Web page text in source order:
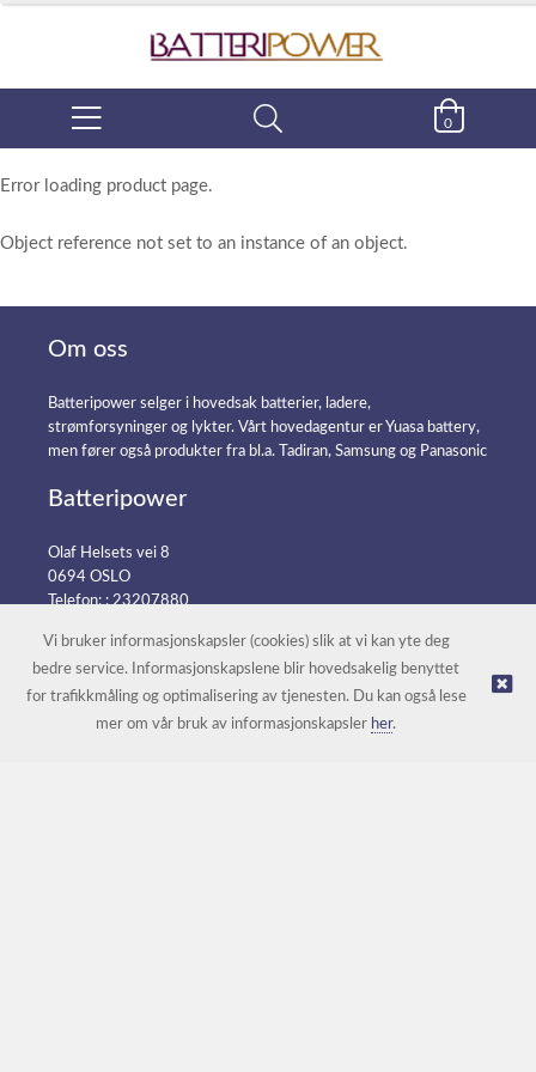
0
Error loading product page.
Object reference not set to an instance of an object.
Om oss
Batteripower selger i hovedsak batterier, ladere,
strømforsyninger og lykter. Vårt hovedagentur er Yuasa battery,
men fører også produkter fra bl.a. Tadiran, Samsung og Panasonic
Batteripower
Olaf Helsets vei 8
0694 OSLO
Telefon: :23207880
© Batteripower |Nettbutikk levert av Kréatif
Vi bruker informasjonskapsler (cookies) slik at vi kan yte deg
bedre service. Informasjonskapslene blir hovedsakelig benyttet
for trafikkmåling og optimalisering av tjenesten. Du kan også lese
mer om vår bruk av informasjonskapsler her.